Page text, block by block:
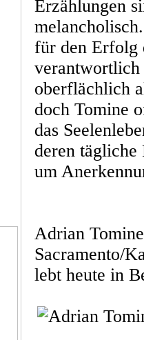
Erzählungen
für den Erfolg
verantwortlich
oberflächlich
doch Tomine
das
deren tägliche
um
Adrian
Sacramento/
lebt heute in